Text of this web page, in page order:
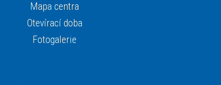
Mapa centra
Otevírací doba
Fotogalerie